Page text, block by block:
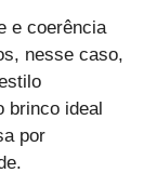
e coerência
nesse caso,
brinco ideal
por